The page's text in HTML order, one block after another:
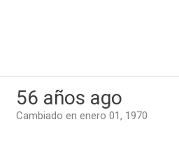
56 años ago
Cambiado en enero 01, 1970